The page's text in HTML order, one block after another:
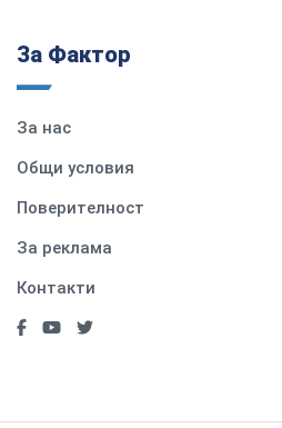
За Фактор
За нас
Общи условия
Поверителност
За реклама
Контакти